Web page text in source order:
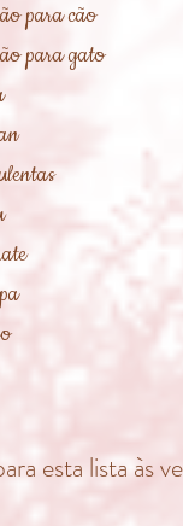
para cão
para gato
esta lista às